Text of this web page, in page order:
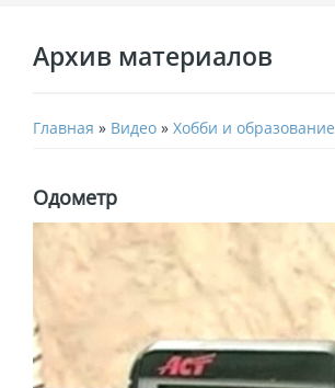
Архив материалов
Главная » Видео » Хобби и образование
Одометр